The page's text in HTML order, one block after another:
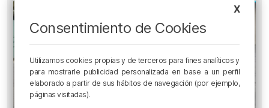
X
Consentimiento de Cookies
Utilizamos cookies propias y de terceros para fines analíticos y
para mostrarle publicidad personalizada en base a un perfil
elaborado a partir de sus hábitos de navegación (por ejemplo,
páginas visitadas).